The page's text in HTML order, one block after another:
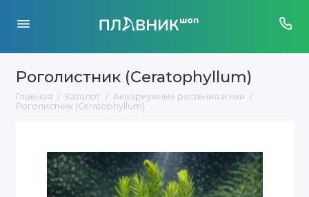
Роголистник (Ceratophyllum)
Главная Каталог
Аквариумные растения и мхи
Роголистник (Ceratophyllum)